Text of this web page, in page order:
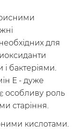
для
бактеріями.
Е - дуже
особливу роль
старіння.
кислотами.